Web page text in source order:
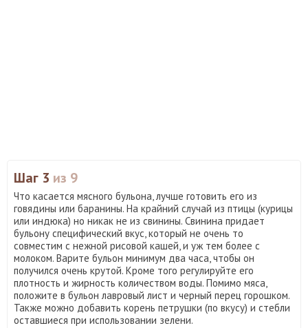
Шаг 3 из 9
Что касается мясного бульона, лучше готовить его из
говядины или баранины. На крайний случай из птицы (курицы
или индюка) но никак не из свинины. Свинина придает
бульону специфический вкус, который не очень то
совместим с нежной рисовой кашей, и уж тем более с
молоком. Варите бульон минимум два часа, чтобы он
получился очень крутой. Кроме того регулируйте его
плотность и жирность количеством воды. Помимо мяса,
положите в бульон лавровый лист и черный перец горошком.
Также можно добавить корень петрушки (по вкусу) и стебли
оставшиеся при использовании зелени.